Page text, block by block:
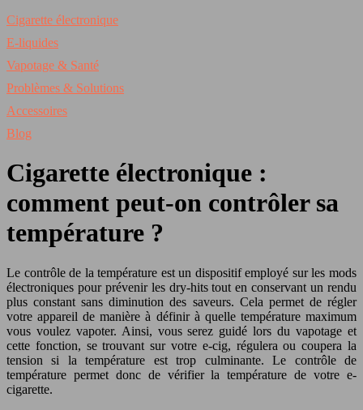
Cigarette électronique
E-liquides
Vapotage & Santé
Problèmes & Solutions
Accessoires
Blog
Cigarette électronique :
comment peut-on contrôler sa
température ?
Le contrôle de la température est un dispositif employé sur les mods
électroniques pour prévenir les dry-hits tout en conservant un rendu
plus constant sans diminution des saveurs. Cela permet de régler
votre appareil de manière à définir à quelle température maximum
vous voulez vapoter. Ainsi, vous serez guidé lors du vapotage et
cette fonction, se trouvant sur votre e-cig, régulera ou coupera la
tension si la température est trop culminante. Le contrôle de
température permet donc de vérifier la température de votre e-
cigarette.